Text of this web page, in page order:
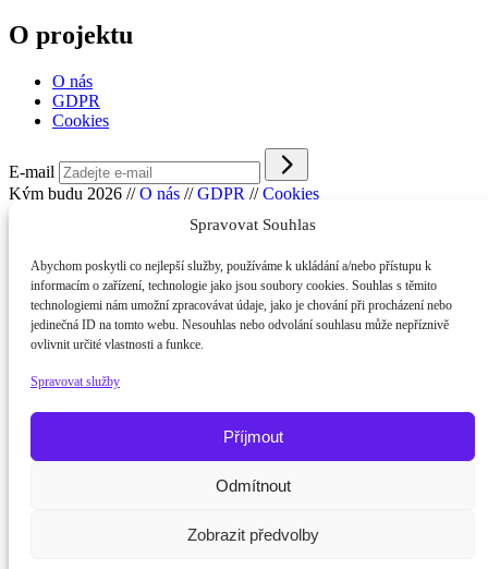
Spravovat Souhlas
Abychom poskytli co nejlepší služby, používáme k ukládání a/nebo přístupu k
informacím o zařízení, technologie jako jsou soubory cookies. Souhlas s těmito
technologiemi nám umožní zpracovávat údaje, jako je chování při procházení nebo
jedinečná ID na tomto webu. Nesouhlas nebo odvolání souhlasu může nepříznivě
ovlivnit určité vlastnosti a funkce.
Spravovat služby
Příjmout
Odmítnout
Zobrazit předvolby
O projektu
O nás
GDPR
Cookies
E-mail
Kým budu 2026 // O nás // GDPR // Cookies
Potřebujete poradit?